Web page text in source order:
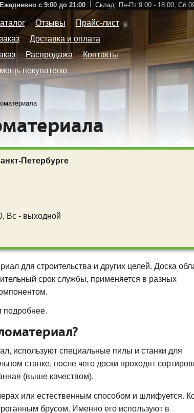
Ежедневно с 9:00 до 21:00 Склад: Пн-Пт 9:00 - 18:00, Сб
Отзывы
Прайс-лист
Доставка и оплата
Распродажа
Контакты
покупателю
Петербурге
Вс - выходной
для строительства и других целей. Доска
срок службы, применяется в разных
подробнее.
используют специальные пилы и станки для
станке, после чего доски проходят
(выше качеством).
или естественным способом и шлифуется.
брусом. Именно его используют в